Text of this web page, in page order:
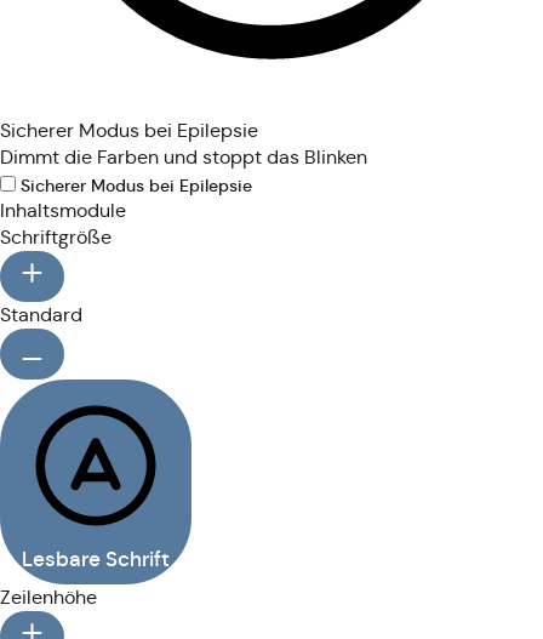
Sicherer Modus bei Epilepsie
Dimmt die Farben und stoppt das Blinken
Sicherer Modus bei Epilepsie
Inhaltsmodule
Schriftgröße
Standard
Lesbare Schrift
Zeilenhöhe